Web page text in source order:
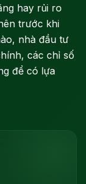
hay rủi ro
trước khi
nhà đầu tư
các chỉ số
để có lựa